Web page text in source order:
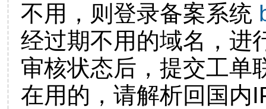
不用，则登录备案系统
经过期不用的域名，进
审核状态后，提交工单
在用的，请解析回国内